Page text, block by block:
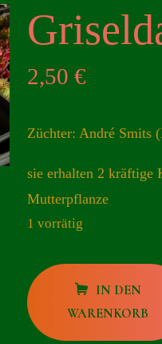
2,50€
Züchter: André Smits
sie erhalten 2 kräftige
Mutterpflanze
1 vorrätig
Griselda
Menge
IN DEN
WARENKORB